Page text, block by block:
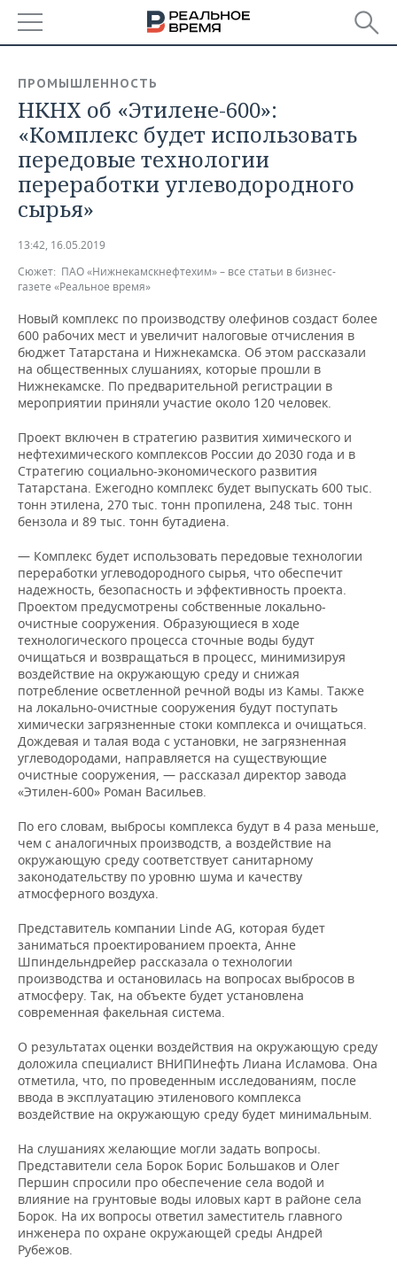
БАШКОРТОСТАН
ТАТАРСТАН
УДМУРТИЯ
НОВОСТИ
АНАЛИТИКА
НОВОСТИ АНАЛИТИКИ
ДЕКЛАРАЦИИ О ДОХОДАХ
КОРОЛИ ГОСЗАКАЗА ПФО
КОМУ ПРИНАДЛЕЖАТ
ТОРГОВЫЕ ЦЕНТРЫ
ТАТАРСТАНА
ЭКОНОМИКА
НОВОСТИ ЭКОНОМИКИ
ФИНАНСЫ
БЮДЖЕТ
ИНВЕСТИЦИИ
ПРОМЫШЛЕННОСТЬ
НОВОСТИ
ПРОМЫШЛЕННОСТИ
АГРОПРОМ
МАШИНОСТРОЕНИЕ
НЕФТЕХИМИЯ
НЕФТЬ
ОПК
ЭНЕРГЕТИКА
НЕДВИЖИМОСТЬ
НОВОСТИ АВТО
БИЗНЕС
НОВОСТИ БИЗНЕСА
РОЗНИЧНАЯ ТОРГОВЛЯ
ТРАНСПОРТ
УСЛУГИ
ТЕХНОЛОГИИ
НОВОСТИ ТЕХНОЛОГИЙ
IT
МЕДИА
ТЕЛЕКОММУНИКАЦИИ
МЕРОПРИЯТИЯ
НОВОСТИ МЕРОПРИЯТИЙ
ВЫЕЗДНАЯ РЕДАКЦИЯ
БИЗНЕС-БРАНЧИ
ONLINE-КОНФЕРЕНЦИИ
ОТКРЫТАЯ ЛЕКЦИЯ
СПОРТ
НОВОСТИ СПОРТА
ФУТБОЛ
ХОККЕЙ
БАСКЕТБОЛ
ВОЛЕЙБОЛ
КИБЕРСПОРТ
ФИГУРНОЕ КАТАНИЕ
ВОДНЫЕ ВИДЫ СПОРТА
ХОККЕЙ С МЯЧОМ
ОБЩЕСТВО
НОВОСТИ ОБЩЕСТВА
ВЛАСТЬ
ИНФРАСТРУКТУРА
ИСТОРИЯ
КУЛЬТУРА
МЕДИЦИНА
ОБРАЗОВАНИЕ
ПРОИСШЕСТВИЯ
ФОТОГАЛЕРЕЯ
СЮЖЕТЫ
СПРАВОЧНИК
СПИСОК ПЕРСОН
СПИСОК КОМПАНИЙ
ПОЛНАЯ ВЕРСИЯ
ПРОМЫШЛЕННОСТЬ
НКНХ об «Этилене-600»:
«Комплекс будет использовать
передовые технологии
переработки углеводородного
сырья»
13:42, 16.05.2019
Сюжет: ПАО «Нижнекамскнефтехим» – все статьи в бизнес-
газете «Реальное время»
Новый комплекс по производству олефинов создаст более
600 рабочих мест и увеличит налоговые отчисления в
бюджет Татарстана и Нижнекамска. Об этом рассказали
на общественных слушаниях, которые прошли в
Нижнекамске. По предварительной регистрации в
мероприятии приняли участие около 120 человек.
Проект включен в стратегию развития химического и
нефтехимического комплексов России до 2030 года и в
Стратегию социально-экономического развития
Татарстана. Ежегодно комплекс будет выпускать 600 тыс.
тонн этилена, 270 тыс. тонн пропилена, 248 тыс. тонн
бензола и 89 тыс. тонн бутадиена.
— Комплекс будет использовать передовые технологии
переработки углеводородного сырья, что обеспечит
надежность, безопасность и эффективность проекта.
Проектом предусмотрены собственные локально-
очистные сооружения. Образующиеся в ходе
технологического процесса сточные воды будут
очищаться и возвращаться в процесс, минимизируя
воздействие на окружающую среду и снижая
потребление осветленной речной воды из Камы. Также
на локально-очистные сооружения будут поступать
химически загрязненные стоки комплекса и очищаться.
Дождевая и талая вода с установки, не загрязненная
углеводородами, направляется на существующие
очистные сооружения, — рассказал директор завода
«Этилен-600» Роман Васильев.
По его словам, выбросы комплекса будут в 4 раза меньше,
чем с аналогичных производств, а воздействие на
окружающую среду соответствует санитарному
законодательству по уровню шума и качеству
атмосферного воздуха.
Представитель компании Linde AG, которая будет
заниматься проектированием проекта, Анне
Шпиндельндрейер рассказала о технологии
производства и остановилась на вопросах выбросов в
атмосферу. Так, на объекте будет установлена
современная факельная система.
О результатах оценки воздействия на окружающую среду
доложила специалист ВНИПИнефть Лиана Исламова. Она
отметила, что, по проведенным исследованиям, после
ввода в эксплуатацию этиленового комплекса
воздействие на окружающую среду будет минимальным.
На слушаниях желающие могли задать вопросы.
Представители села Борок Борис Большаков и Олег
Першин спросили про обеспечение села водой и
влияние на грунтовые воды иловых карт в районе села
Борок. На их вопросы ответил заместитель главного
инженера по охране окружающей среды Андрей
Рубежов.